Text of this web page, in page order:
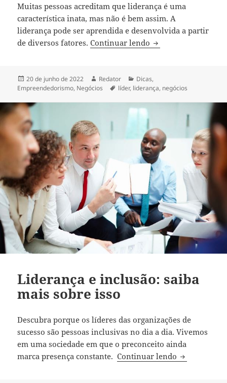
Muitas pessoas acreditam que liderança é uma
característica inata, mas não é bem assim. A
liderança pode ser aprendida e desenvolvida a partir
de diversos fatores.Continuar lendo Aprenda a ser um
Publicado
em
20 de junho de 2022 Autor
Redator Categorias
Dicas,
Empreendedorismo, Negócios Tags
líder, liderança, negócios
Liderança e inclusão: saiba
mais sobre isso
Descubra porque os líderes das organizações de
sucesso são pessoas inclusivas no dia a dia.Vivemos
em uma sociedade em que o preconceito ainda
marca presença constante. Continuar lendo Liderança e